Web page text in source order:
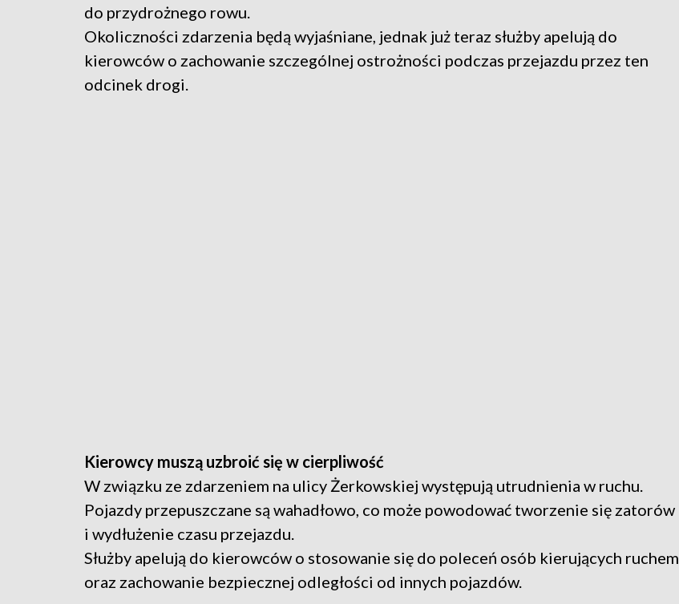
do przydrożnego rowu.
Okoliczności zdarzenia będą wyjaśniane, jednak już teraz służby apelują do
kierowców o zachowanie szczególnej ostrożności podczas przejazdu przez ten
odcinek drogi.
Kierowcy muszą uzbroić się w cierpliwość
W związku ze zdarzeniem na ulicy Żerkowskiej występują utrudnienia w ruchu.
Pojazdy przepuszczane są wahadłowo, co może powodować tworzenie się zatorów
i wydłużenie czasu przejazdu.
Służby apelują do kierowców o stosowanie się do poleceń osób kierujących ruchem
oraz zachowanie bezpiecznej odległości od innych pojazdów.